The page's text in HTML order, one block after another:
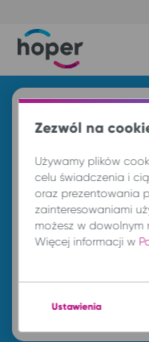
DO
nd. 9 sie.
Zezwól na
Używamy plików
celu świadczenia i
oraz prezentowania
zainteresowaniami
możesz w dowolnym
Więcej informacji w
Ustawienia